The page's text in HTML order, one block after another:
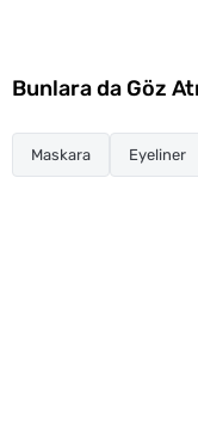
Bunlara da Göz
Maskara Eyeliner